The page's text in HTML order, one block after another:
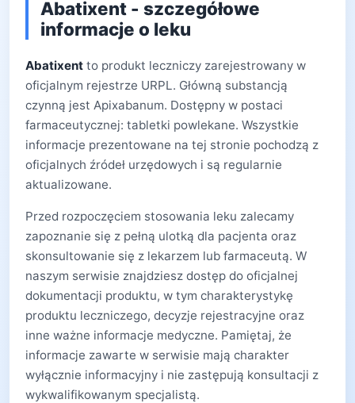
Abatixent - szczegółowe
informacje o leku
Abatixent to produkt leczniczy zarejestrowany w
oficjalnym rejestrze URPL. Główną substancją
czynną jest Apixabanum. Dostępny w postaci
farmaceutycznej: tabletki powlekane. Wszystkie
informacje prezentowane na tej stronie pochodzą z
oficjalnych źródeł urzędowych i są regularnie
aktualizowane.
Przed rozpoczęciem stosowania leku zalecamy
zapoznanie się z pełną ulotką dla pacjenta oraz
skonsultowanie się z lekarzem lub farmaceutą. W
naszym serwisie znajdziesz dostęp do oficjalnej
dokumentacji produktu, w tym charakterystykę
produktu leczniczego, decyzje rejestracyjne oraz
inne ważne informacje medyczne. Pamiętaj, że
informacje zawarte w serwisie mają charakter
wyłącznie informacyjny i nie zastępują konsultacji z
wykwalifikowanym specjalistą.